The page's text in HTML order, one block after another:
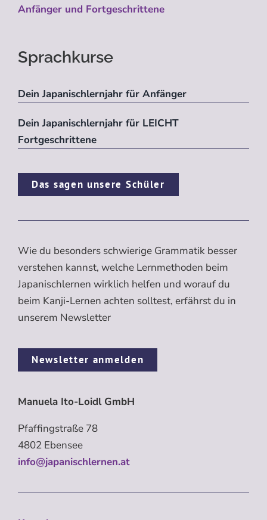
Anfänger und Fortgeschrittene
Sprachkurse
Dein Japanischlernjahr für Anfänger
Dein Japanischlernjahr für LEICHT
Fortgeschrittene
Das sagen unsere Schüler
Wie du besonders schwierige Grammatik besser
verstehen kannst, welche Lernmethoden beim
Japanischlernen wirklich helfen und worauf du
beim Kanji-Lernen achten solltest, erfährst du in
unserem Newsletter
Newsletter anmelden
Manuela Ito-Loidl GmbH
Pfaffingstraße 78
4802 Ebensee
info@japanischlernen.at